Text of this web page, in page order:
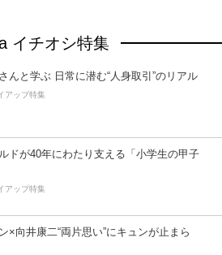
イチオシ特集
んと学ぶ 日常に潜む“人身取引”のリアル
アップ特集
ドが40年にわたり支える「小学生の甲子
アップ特集
×向井康二“両片思い”にキュンが止まら